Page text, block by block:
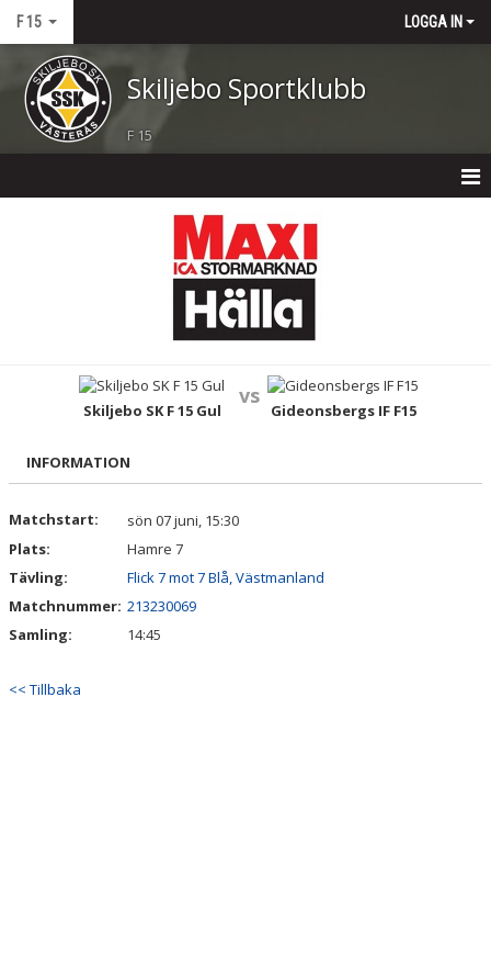
F 15 LOGGA IN
Skiljebo Sportklubb
F 15
BILDGALLERI
Skiljebo SK F 15 Gul
vs
Gideonsbergs IF F15
INFORMATION
Matchstart:
sön 07 juni, 15:30
Plats:
Hamre 7
Tävling:
Flick 7 mot 7 Blå, Västmanland
Matchnummer: 213230069
Samling:
14:45
<< Tillbaka